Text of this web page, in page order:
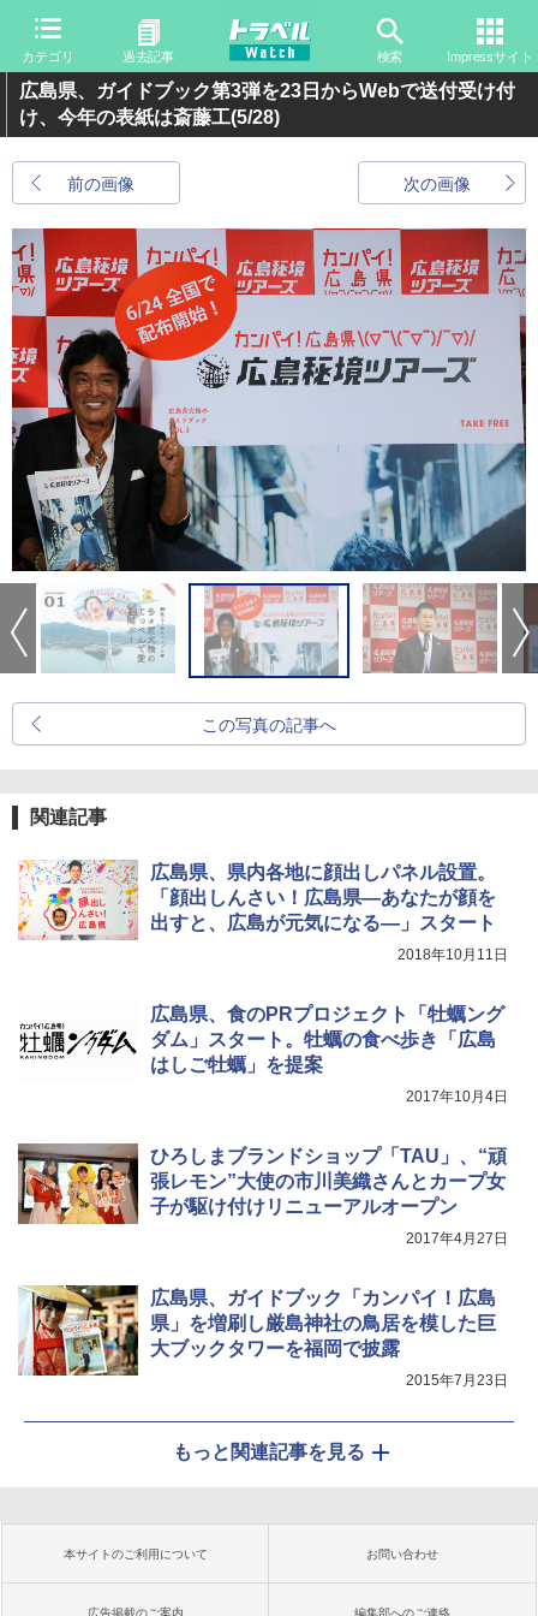
カテゴリ 過去記事 検索 Impressサイト
広島県、ガイドブック第3弾を23日からWebで送付受け付
け、今年の表紙は斎藤工(5/28)
前の画像 次の画像
この写真の記事へ
関連記事
広島県、県内各地に顔出しパネル設置。
「顔出しんさい！広島県―あなたが顔を
出すと、広島が元気になる―」スタート
2018年10月11日
広島県、食のPRプロジェクト「牡蠣ング
ダム」スタート。牡蠣の食べ歩き「広島
はしご牡蠣」を提案
2017年10月4日
ひろしまブランドショップ「TAU」、“頑
張レモン”大使の市川美織さんとカープ女
子が駆け付けリニューアルオープン
2017年4月27日
広島県、ガイドブック「カンパイ！広島
県」を増刷し厳島神社の鳥居を模した巨
大ブックタワーを福岡で披露
2015年7月23日
もっと関連記事を見る
本サイトのご利用について お問い合わせ
広告掲載のご案内 編集部へのご連絡